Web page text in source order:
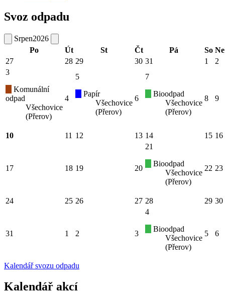
Svoz odpadu
Srpen2026
Po
Út St Čt Pá So Ne
27
28 29 30 31 1
2
3
Komunální
odpad
Všechovice
(Přerov)
4
5
Papír
Všechovice
(Přerov)
6
7
Bioodpad
Všechovice
(Přerov)
8 9
10 11 12 13 14 15 16
17 18 19 20
21
Bioodpad
Všechovice
(Přerov)
22 23
24 25 26 27 28 29 30
31 1 2 3
4
Bioodpad
Všechovice
(Přerov)
5 6
Kalendář svozu odpadu
Kalendář akcí